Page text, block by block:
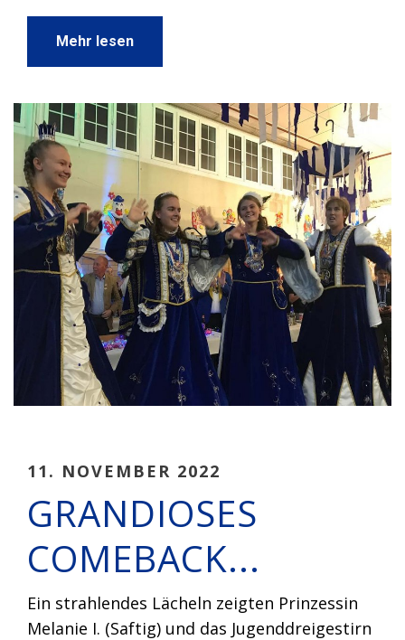
Mehr lesen
11. NOVEMBER 2022
GRANDIOSES
COMEBACK...
Ein strahlendes Lächeln zeigten Prinzessin
Melanie I. (Saftig) und das Jugenddreigestirn